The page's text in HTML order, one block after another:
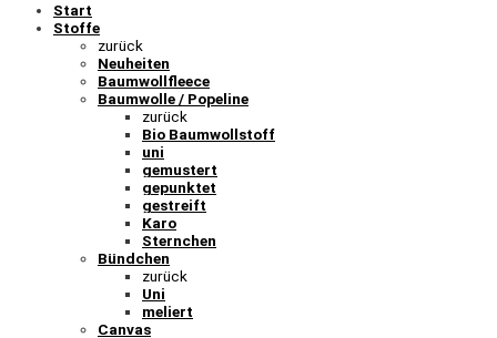
Start
Stoffe
zurück
Neuheiten
Baumwollfleece
Baumwolle / Popeline
zurück
Bio Baumwollstoff
uni
gemustert
gepunktet
gestreift
Karo
Sternchen
Bündchen
zurück
Uni
meliert
Canvas